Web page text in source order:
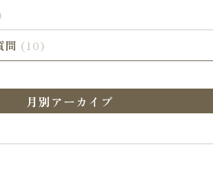
問 (10)
月別アーカイブ